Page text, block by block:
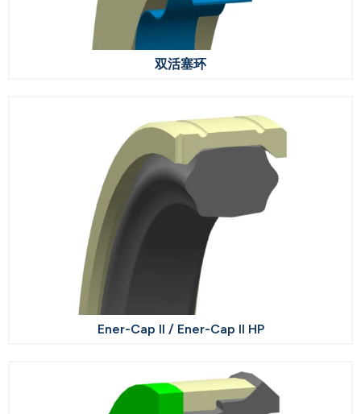
双活塞环
Ener-Cap II / Ener-Cap II HP